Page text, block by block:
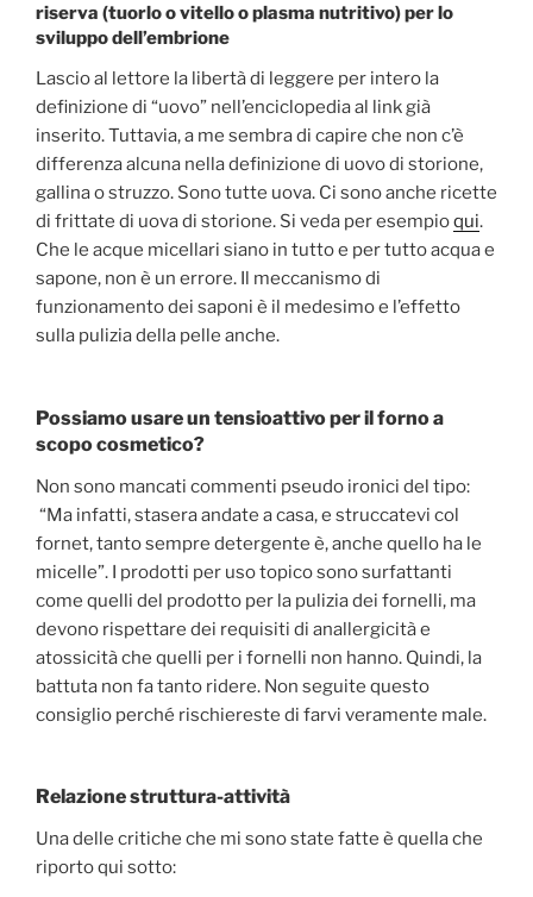
riserva (tuorlo o vitello o plasma nutritivo) per lo
sviluppo dell’embrione
Lascio al lettore la libertà di leggere per intero la
definizione di “uovo” nell’enciclopedia al link già
inserito. Tuttavia, a me sembra di capire che non c’è
differenza alcuna nella definizione di uovo di storione,
gallina o struzzo. Sono tutte uova. Ci sono anche ricette
di frittate di uova di storione. Si veda per esempioqui.
Che le acque micellari siano in tutto e per tutto acqua e
sapone, non è un errore. Il meccanismo di
funzionamento dei saponi è il medesimo e l’effetto
sulla pulizia della pelle anche.
Possiamo usare un tensioattivo per il forno a
scopo cosmetico?
Non sono mancati commenti pseudo ironici del tipo:
“Ma infatti, stasera andate a casa, e struccatevi col
fornet, tanto sempre detergente è, anche quello ha le
micelle”. I prodotti per uso topico sono surfattanti
come quelli del prodotto per la pulizia dei fornelli, ma
devono rispettare dei requisiti di anallergicità e
atossicità che quelli per i fornelli non hanno. Quindi, la
battuta non fa tanto ridere. Non seguite questo
consiglio perché rischiereste di farvi veramente male.
Relazione struttura-attività
Una delle critiche che mi sono state fatte è quella che
riporto qui sotto: